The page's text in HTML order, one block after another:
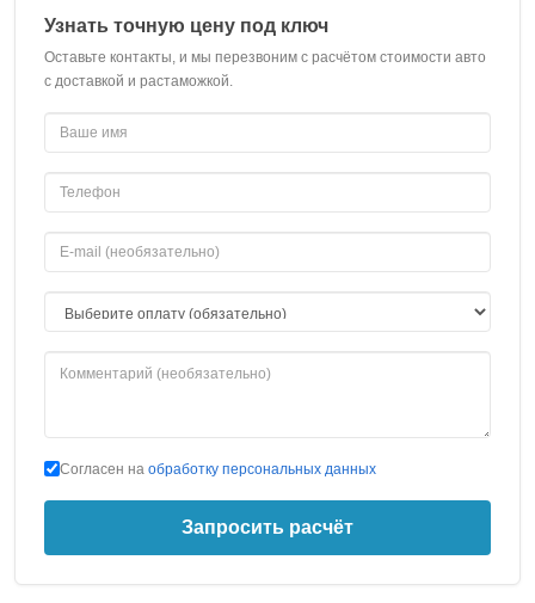
Узнать точную цену под ключ
Оставьте контакты, и мы перезвоним с расчётом стоимости авто
с доставкой и растаможкой.
Согласен на обработку персональных данных
Запросить расчёт